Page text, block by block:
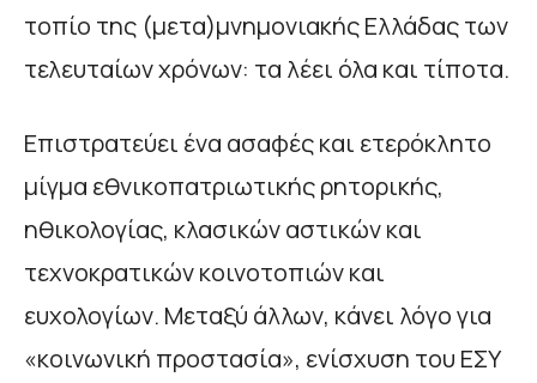
τοπίο της (μετα)μνημονιακής Ελλάδας των
τελευταίων χρόνων: τα λέει όλα και τίποτα.
Επιστρατεύει ένα ασαφές και ετερόκλητο
μίγμα εθνικοπατριωτικής ρητορικής,
ηθικολογίας, κλασικών αστικών και
τεχνοκρατικών κοινοτοπιών και
ευχολογίων. Μεταξύ άλλων, κάνει λόγο για
«κοινωνική προστασία», ενίσχυση του ΕΣΥ